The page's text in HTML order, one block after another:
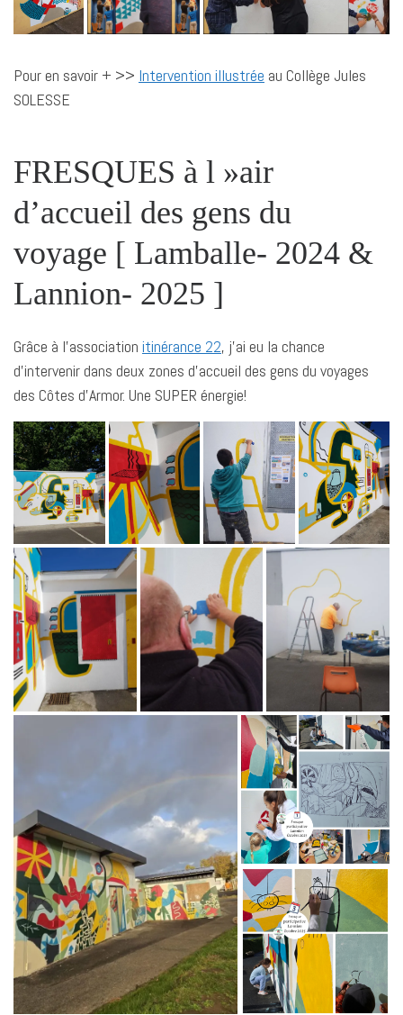
Pour en savoir + >> Intervention illustrée au Collège Jules
SOLESSE
FRESQUES à l »air
d’accueil des gens du
voyage [ Lamballe- 2024 &
Lannion- 2025 ]
Grâce à l’association itinérance 22, j’ai eu la chance
d’intervenir dans deux zones d’accueil des gens du voyages
des Côtes d’Armor. Une SUPER énergie!